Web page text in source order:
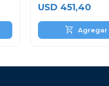
USD 451,40